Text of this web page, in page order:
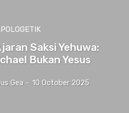
Saksi Yehuwa:
Bukan Yesus
Gea - 10 October 2025